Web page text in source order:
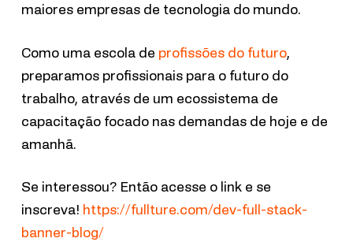
maiores empresas de tecnologia do mundo.
Como uma escola de profissões do futuro,
preparamos profissionais para o futuro do
trabalho, através de um ecossistema de
capacitação focado nas demandas de hoje e de
amanhã.
Se interessou? Então acesse o link e se
inscreva! https://fullture.com/dev-full-stack-
banner-blog/